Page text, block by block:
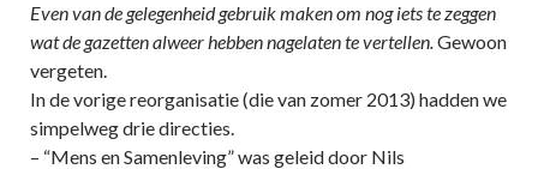
Even van de gelegenheid gebruik maken om nog iets te zeggen
wat de gazetten alweer hebben nagelaten te vertellen.Gewoon
vergeten.
In de vorige reorganisatie (die van zomer 2013) hadden we
simpelweg drie directies.
– “Mens en Samenleving” was geleid door Nils